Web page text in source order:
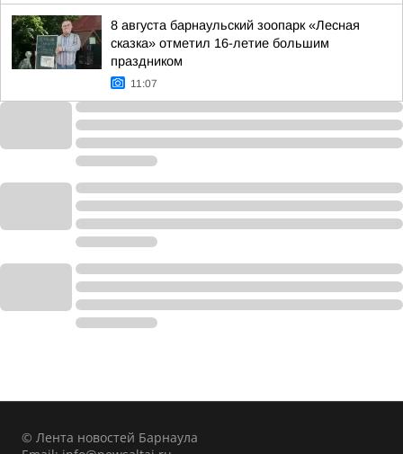
8 августа барнаульский зоопарк «Лесная
сказка» отметил 16-летие большим
праздником
11:07
© Лента новостей Барнаула